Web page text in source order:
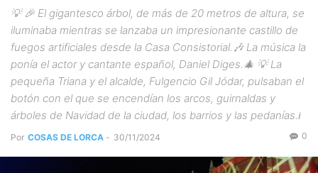
💡 🎉 El gigantesco árbol, de más de 20 metros de altura, se
iluminaba mientras se lanzaba un impresionante castillo de
fuegos artificiales desde la Casa Consistorial.🎶 La música la
ponía el actor y cantante español, Daniel Diges.🎄 💡 La
pequeña Triana y el alcalde, Fulgencio Gil Jódar, pulsaban el
botón con el que se encendían los arcos, guirnaldas y
árboles de Navidad de la ciudad, los barrios y las pedanías.ℹ️
Por COSAS DE LORCA - 30/11/2024 0